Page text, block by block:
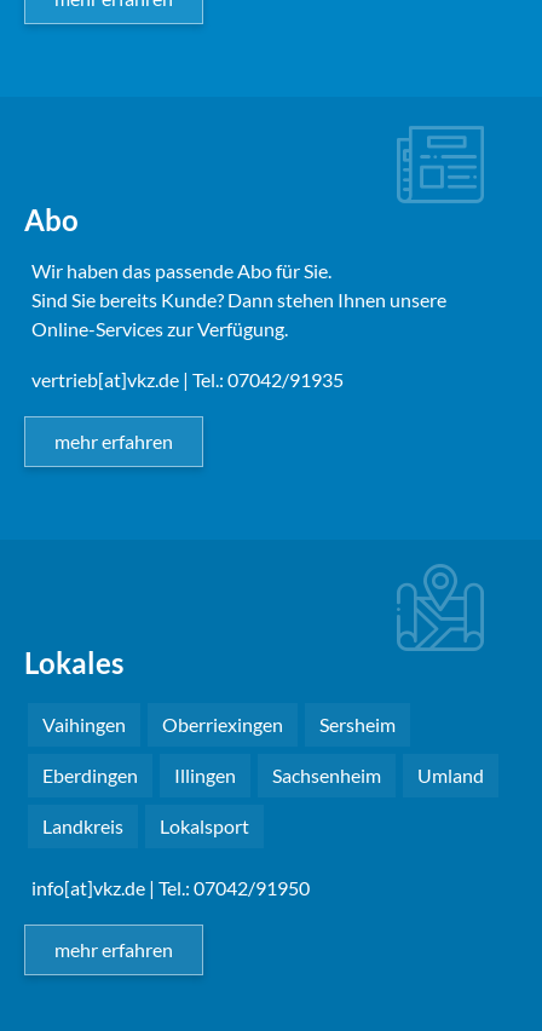
Abo
Wir haben das passende Abo für Sie.
Sind Sie bereits Kunde? Dann stehen Ihnen unsere
Online-Services zur Verfügung.
vertrieb[at]vkz.de | Tel.: 07042/91935
mehr erfahren
Lokales
Vaihingen Oberriexingen Sersheim
Eberdingen Illingen Sachsenheim Umland
Landkreis Lokalsport
info[at]vkz.de | Tel.: 07042/91950
mehr erfahren